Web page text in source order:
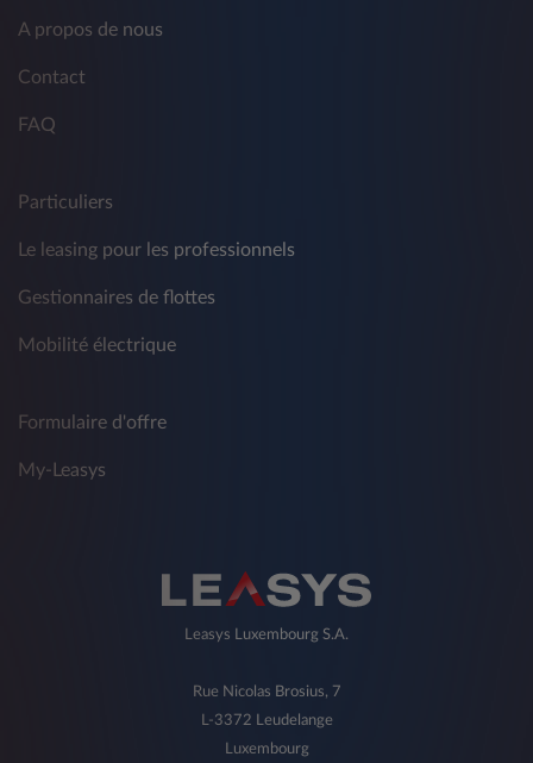
A propos de nous
Contact
FAQ
Particuliers
Le leasing pour les professionnels
Gestionnaires de flottes
Mobilité électrique
Formulaire d'offre
My-Leasys
Leasys Luxembourg S.A.
Rue Nicolas Brosius, 7
L-3372 Leudelange
Luxembourg